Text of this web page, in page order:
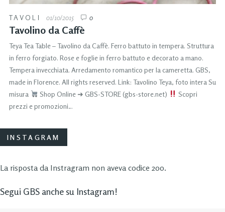
TAVOLI 01/10/2015 0
Tavolino da Caffè
Teya Tea Table – Tavolino da Caffè. Ferro battuto in tempera. Struttura
in ferro forgiato. Rose e foglie in ferro battuto e decorato a mano.
Tempera invecchiata. Arredamento romantico per la cameretta. GBS,
made in Florence. All rights reserved. Link: Tavolino Teya, foto intera Su
misura
Shop Online ➜ GBS-STORE (gbs-store.net)
Scopri
prezzi e promozioni…
INSTAGRAM
La risposta da Instragram non aveva codice 200.
Segui GBS anche su Instagram!